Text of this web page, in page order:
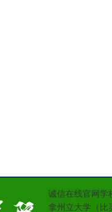
诚信在线官网学
拿州立大学（比